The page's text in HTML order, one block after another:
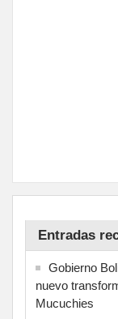
Entradas
Gobierno
nuevo
Mucuchies